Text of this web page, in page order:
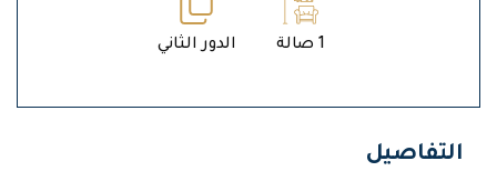
1 صالة الدور الثاني
التفاصيل